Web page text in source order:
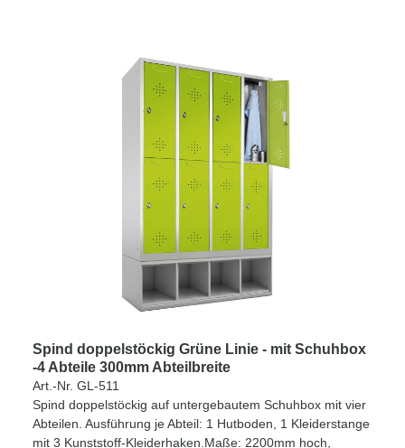
Spind doppelstöckig Grüne Linie - mit Schuhbox
-4 Abteile 300mm Abteilbreite
Art.-Nr. GL-511
Spind doppelstöckig auf untergebautem Schuhbox mit vier
Abteilen. Ausführung je Abteil: 1 Hutboden, 1 Kleiderstange
mit 3 Kunststoff-Kleiderhaken.Maße: 2200mm hoch,